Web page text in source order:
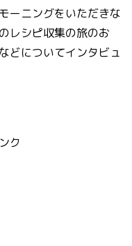
ーニングをいただきな
レシピ収集の旅のお
どについてインタビュ
ク